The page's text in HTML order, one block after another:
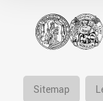
Sitemap